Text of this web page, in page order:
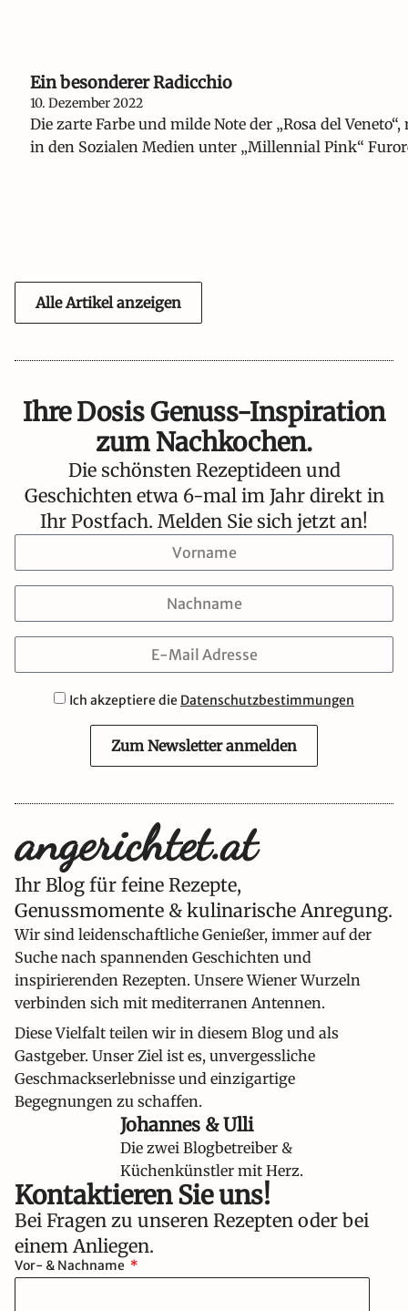
Ein besonderer Radicchio
10. Dezember 2022
Die zarte Farbe und milde Note der „Rosa del
in den Sozialen Medien unter „Millennial Pink“
Alle Artikel anzeigen
Ihre Dosis Genuss-Inspiration
zum Nachkochen.
Die schönsten Rezeptideen und
Geschichten etwa 6-mal im Jahr direkt in
Ihr Postfach. Melden Sie sich jetzt an!
Ich akzeptiere die Datenschutzbestimmungen
Zum Newsletter anmelden
Ihr Blog für feine Rezepte,
Genussmomente & kulinarische Anregung.
Wir sind leidenschaftliche Genießer, immer auf der
Suche nach spannenden Geschichten und
inspirierenden Rezepten. Unsere Wiener Wurzeln
verbinden sich mit mediterranen Antennen.
Diese Vielfalt teilen wir in diesem Blog und als
Gastgeber. Unser Ziel ist es, unvergessliche
Geschmackserlebnisse und einzigartige
Begegnungen zu schaffen.
Johannes & Ulli
Die zwei Blogbetreiber &
Küchenkünstler mit Herz.
Kontaktieren Sie uns!​
Bei Fragen zu unseren Rezepten oder bei
einem Anliegen.
Vor- & Nachname